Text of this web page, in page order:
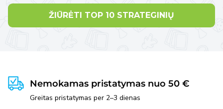
ŽIŪRĖTI TOP 10 STRATEGINIŲ
Nemokamas pristatymas nuo 50 €
Greitas pristatymas per 2–3 dienas